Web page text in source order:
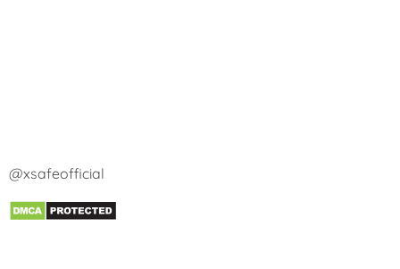
@xsafeofficial